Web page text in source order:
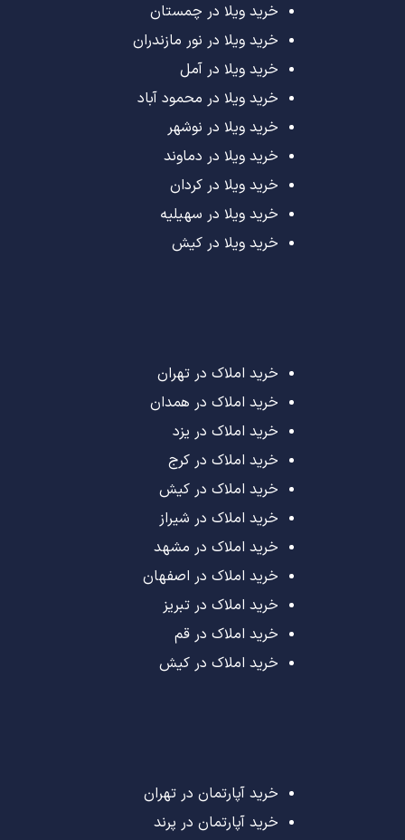
خرید ویلا در چمستان
خرید ویلا در نور مازندران
خرید ویلا در آمل
خرید ویلا در محمود آباد
خرید ویلا در نوشهر
خرید ویلا در دماوند
خرید ویلا در کردان
خرید ویلا در سهیلیه
خرید ویلا در کیش
خرید املاک در تهران
خرید املاک در همدان
خرید املاک در یزد
خرید املاک در کرج
خرید املاک در کیش
خرید املاک در شیراز
خرید املاک در مشهد
خرید املاک در اصفهان
خرید املاک در تبریز
خرید املاک در قم
خرید املاک در کیش
خرید آپارتمان در تهران
خرید آپارتمان در پرند